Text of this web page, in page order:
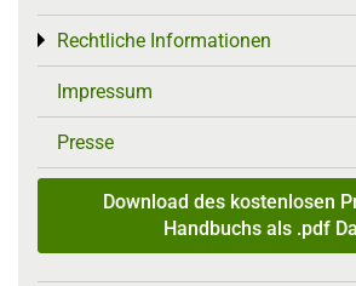
Rechtliche Informationen
Toggle menu
Impressum
Presse
Download des kostenlosen
Handbuchs als .pdf